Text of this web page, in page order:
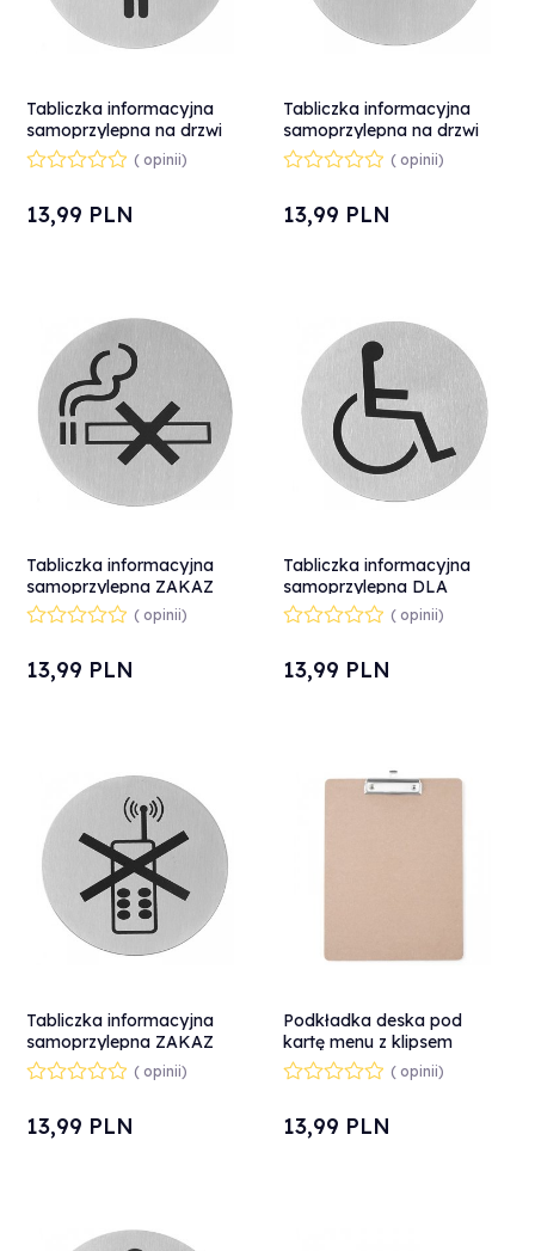
Tabliczka informacyjna
samoprzylepna na drzwi
WC WOMEN stal
nierdzewna śr. 75mm -
( opinii)
13,99 PLN
Tabliczka informacyjna
samoprzylepna na drzwi
WC stal nierdzewna śr.
75mm - Hendi 663622
( opinii)
13,99 PLN
Tabliczka informacyjna
samoprzylepna ZAKAZ
PALENIA stal nierdzewna
śr. 75mm - Hendi 663639
( opinii)
13,99 PLN
Tabliczka informacyjna
samoprzylepna DLA
NIEPEŁNOSPRAWNYCH
stal nierdzewna śr. 75mm -
( opinii)
13,99 PLN
Tabliczka informacyjna
samoprzylepna ZAKAZ
UŻYWANIA TELEFONÓW
stal nierdzewna śr. 75mm -
( opinii)
13,99 PLN
Podkładka deska pod
kartę menu z klipsem
Clipboard 240x330 mm -
Hendi 664155
( opinii)
13,99 PLN